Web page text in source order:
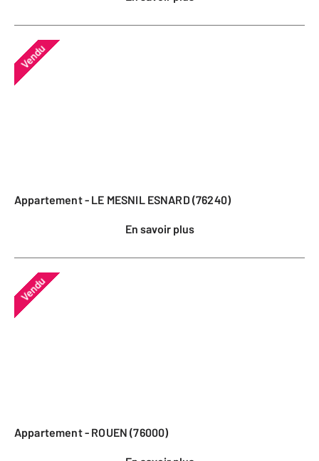
Vendu
Appartement - LE MESNIL ESNARD (76240)
En savoir plus
Vendu
Appartement - ROUEN (76000)